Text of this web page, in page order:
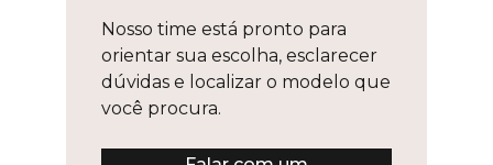
Nosso time está pronto para orientar
sua escolha, esclarecer dúvidas e
localizar o modelo que você procura.
Falar com um especialista